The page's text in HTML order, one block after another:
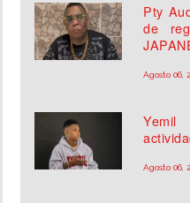
Pty
de
Agosto 06,
Agosto 06,